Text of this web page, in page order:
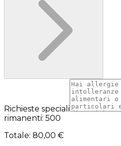
Richieste speciali
rimanenti: 500
Totale: 80,00 €